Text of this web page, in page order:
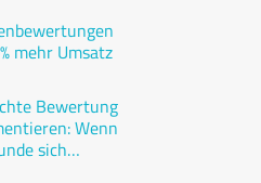
mehr Umsatz
Bewertung
Wenn
sich